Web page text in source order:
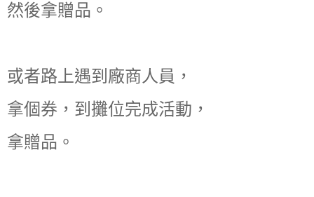
然後拿贈品。
或者路上遇到廠商人員，
拿個券，到攤位完成活動，
拿贈品。